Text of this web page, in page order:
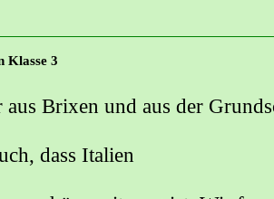
Klasse 3
Brixen und aus der
dass Italien